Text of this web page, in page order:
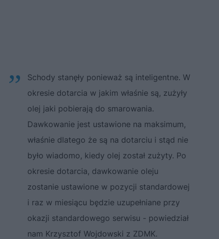
Schody stanęły ponieważ są inteligentne. W
okresie dotarcia w jakim właśnie są, zużyły
olej jaki pobierają do smarowania.
Dawkowanie jest ustawione na maksimum,
właśnie dlatego że są na dotarciu i stąd nie
było wiadomo, kiedy olej został zużyty. Po
okresie dotarcia, dawkowanie oleju
zostanie ustawione w pozycji standardowej
i raz w miesiącu będzie uzupełniane przy
okazji standardowego serwisu - powiedział
nam Krzysztof Wojdowski z ZDMK.